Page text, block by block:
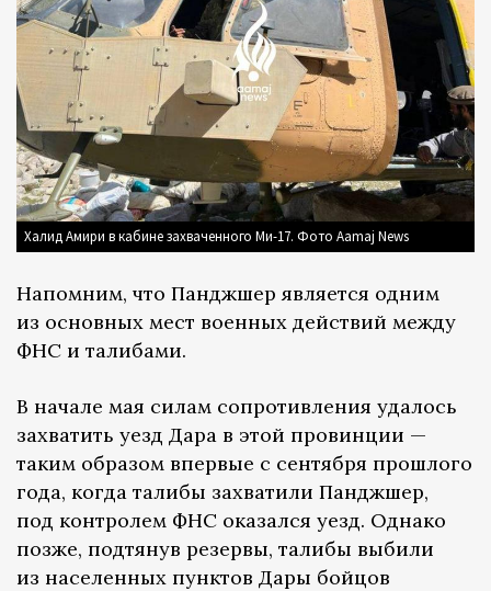
Халид Амири в кабине захваченного Ми-17. Фото Aamaj News
Напомним, что Панджшер является одним
из основных мест военных действий между
ФНС и талибами.
В начале мая силам сопротивления удалось
захватить уезд Дара в этой провинции —
таким образом впервые с сентября прошлого
года, когда талибы захватили Панджшер,
под контролем ФНС оказался уезд. Однако
позже, подтянув резервы, талибы выбили
из населенных пунктов Дары бойцов